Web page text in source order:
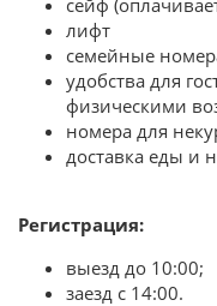
сейф
лифт
семейные
удобства для
физическими
номера для
доставка еды и
Регистрация:
выезд до 10:00;
заезд с 14:00.